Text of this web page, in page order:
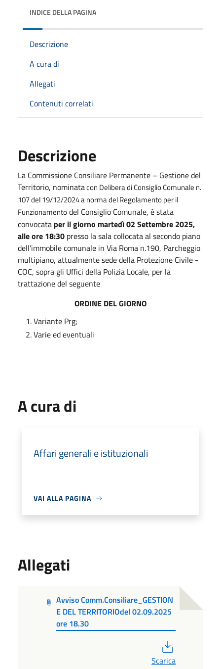
INDICE DELLA PAGINA
Descrizione
A cura di
Allegati
Contenuti correlati
Descrizione
La Commissione Consiliare Permanente – Gestione del
Territorio, nominatacon Delibera di Consiglio Comunale n.
107 del 19/12/2024 a norma del Regolamento per il
Funzionamentodel Consiglio Comunale, è stata
convocata per il giorno martedì 02 Settembre 2025,
alle ore 18:30 presso la sala collocata al secondo piano
dell’immobile comunale in Via Roma n.190, Parcheggio
multipiano, attualmente sede della Protezione Civile -
COC, sopra gli Uffici della Polizia Locale, per la
trattazione del seguente
ORDINE DEL GIORNO
Variante Prg;
Varie ed eventuali
A cura di
Affari generali e istituzionali
VAI ALLA PAGINA
Allegati
Avviso Comm.Consiliare_GESTION
E DEL TERRITORIOdel 02.09.2025
ore 18.30
Scarica